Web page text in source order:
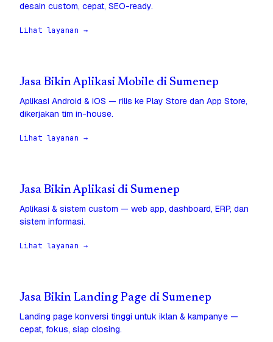
desain custom, cepat, SEO-ready.
Lihat layanan →
Jasa Bikin Aplikasi Mobile di Sumenep
Aplikasi Android & iOS — rilis ke Play Store dan App Store,
dikerjakan tim in-house.
Lihat layanan →
Jasa Bikin Aplikasi di Sumenep
Aplikasi & sistem custom — web app, dashboard, ERP, dan
sistem informasi.
Lihat layanan →
Jasa Bikin Landing Page di Sumenep
Landing page konversi tinggi untuk iklan & kampanye —
cepat, fokus, siap closing.